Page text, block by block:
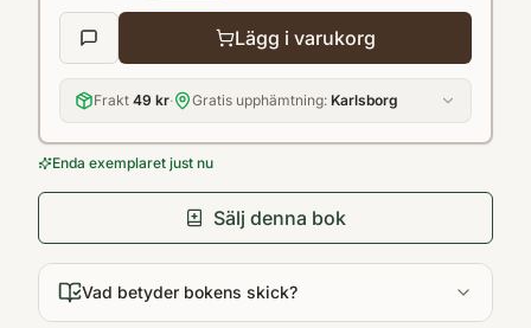
Lägg i varukorg
Frakt 49 kr· Gratis upphämtning: Karlsborg
Enda exemplaret just nu
Sälj denna bok
Vad betyder bokens skick?